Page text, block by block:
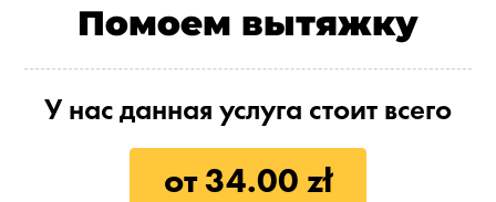
Помоем вытяжку
У нас данная услуга стоит всего
от 34.00 zł